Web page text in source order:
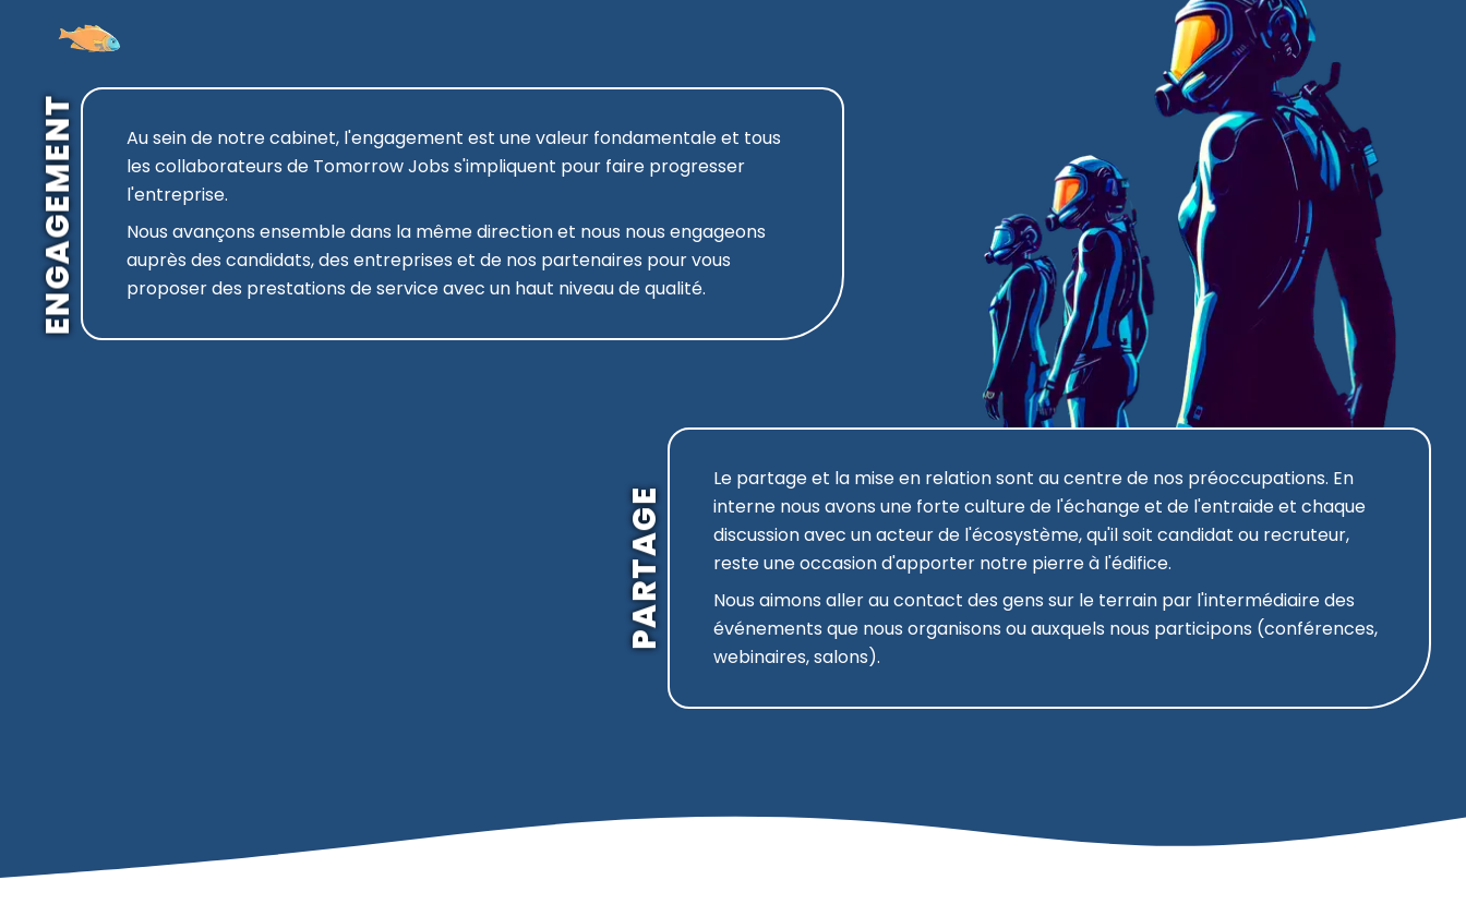
ENGAGEMENT
Au sein de notre cabinet, l'engagement est une valeur fondamentale et tous
les collaborateurs de Tomorrow Jobs s'impliquent pour faire progresser
l'entreprise.
Nous avançons ensemble dans la même direction et nous nous engageons
auprès des candidats, des entreprises et de nos partenaires pour vous
proposer des prestations de service avec un haut niveau de qualité.
PARTAGE
Le partage et la mise en relation sont au centre de nos préoccupations. En
interne nous avons une forte culture de l'échange et de l'entraide et chaque
discussion avec un acteur de l'écosystème, qu'il soit candidat ou recruteur,
reste une occasion d'apporter notre pierre à l'édifice.
Nous aimons aller au contact des gens sur le terrain par l'intermédiaire des
événements que nous organisons ou auxquels nous participons (conférences,
webinaires, salons).